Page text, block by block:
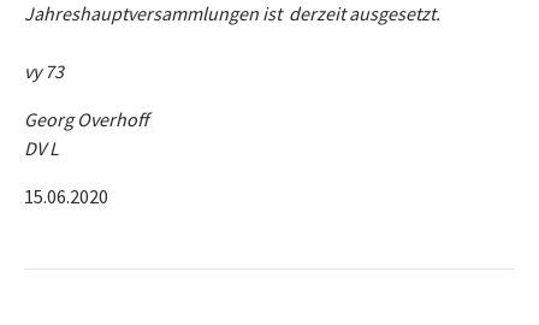
Jahreshauptversammlungen ist derzeit ausgesetzt.
vy 73
Georg Overhoff
DV L
15.06.2020